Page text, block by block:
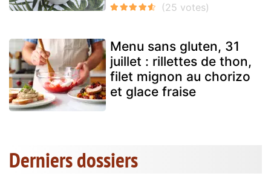
Menu sans gluten, 31
juillet : rillettes de thon,
filet mignon au chorizo
et glace fraise
Derniers dossiers